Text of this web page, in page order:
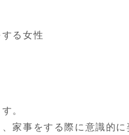
。
家事をする際に意識的